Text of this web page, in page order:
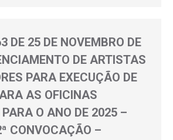
DE 25 DE NOVEMBRO DE
DE ARTISTAS
PARA EXECUÇÃO DE
AS OFICINAS
O ANO DE 2025 –
CONVOCAÇÃO –